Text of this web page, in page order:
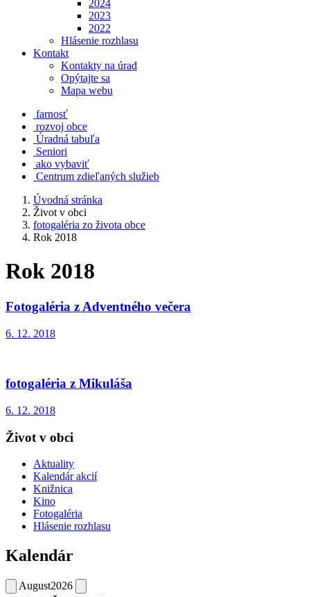
2024
2023
2022
Hlásenie rozhlasu
Kontakt
Kontakty na úrad
Opýtajte sa
Mapa webu
farnosť
rozvoj obce
Úradná tabuľa
Seniori
ako vybaviť
Centrum zdieľaných služieb
Úvodná stránka
Život v obci
fotogaléria zo života obce
Rok 2018
Rok 2018
Fotogaléria z Adventného večera
6. 12. 2018
fotogaléria z Mikuláša
6. 12. 2018
Život v obci
Aktuality
Kalendár akcií
Knižnica
Kino
Fotogaléria
Hlásenie rozhlasu
Kalendár
August2026